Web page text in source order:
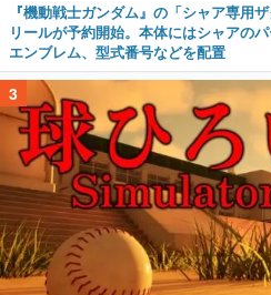
『機動戦士ガンダム』の「シャア専用
リールが予約開始。本体にはシャアの
エンブレム、型式番号などを配置
3